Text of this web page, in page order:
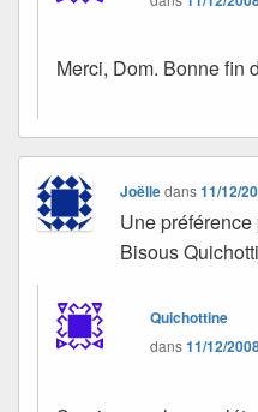
Merci, Dom. Bonne fin
Joëlledans11/12/
Une
Bisous
Quichottine
dans11/12/